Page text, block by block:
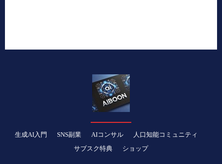
生成AI入門 SNS副業 AIコンサル
人口知能コミュニティ
サブスク特典
ショップ